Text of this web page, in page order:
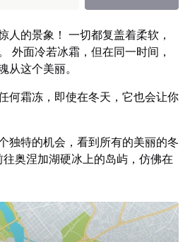
人的景象！ 一切都复盖着柔软，
外面冷若冰霜，但在同一时间，
从这个美丽。
何霜冻，即使在冬天，它也会让你
独特的机会，看到所有的美丽的冬
奥涅加湖硬冰上的岛屿，仿佛在